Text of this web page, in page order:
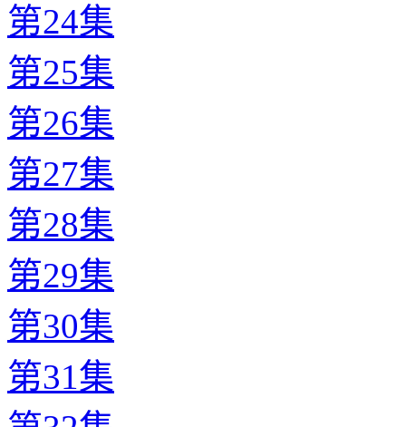
第24集
第25集
第26集
第27集
第28集
第29集
第30集
第31集